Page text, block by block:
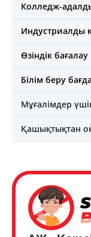
Колледж-
Индустриалды
Өзіндік бағалау
Білім беру
Мұғалімдер
Қашықтықтан